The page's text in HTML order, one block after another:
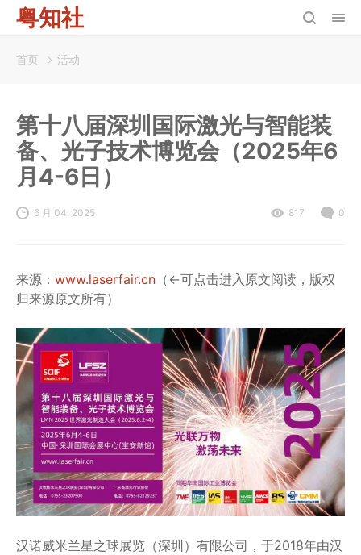
粤知社
首页 活动
第十八届深圳国际激光与智能装
备、光子技术博览会（2025年6
月4-6日）
6 月 04, 2025 817 0
来源： www.laserfair.cn （←可点击进入原文阅读，版权
归来源原文所有）
汉诺威米兰星之球展览（深圳）有限公司，于2018年由汉